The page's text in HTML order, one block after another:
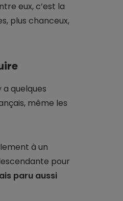
eux, c’est la
plus chanceux,
quelques
même les
à un
pour
paru aussi